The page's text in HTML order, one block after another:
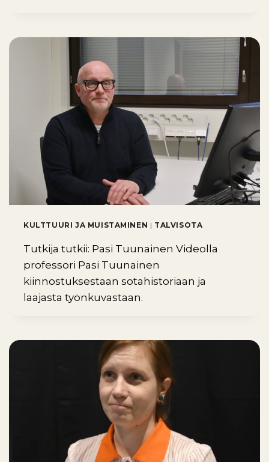
KULTTUURI JA MUISTAMINEN | TALVISOTA
Tutkija tutkii: Pasi Tuunainen Videolla
professori Pasi Tuunainen
kiinnostuksestaan sotahistoriaan ja
laajasta työnkuvastaan.